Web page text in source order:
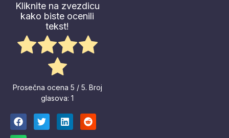
Kliknite na zvezdicu
kako biste ocenili
tekst!
Prosečna ocena 5 / 5. Broj
glasova: 1